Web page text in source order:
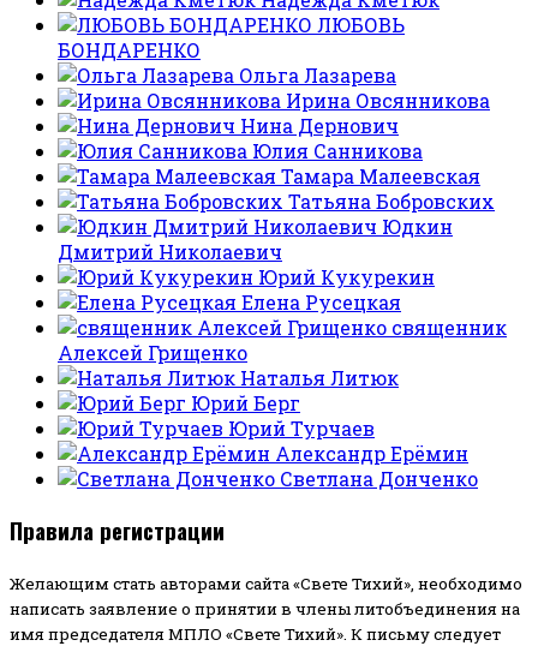
ЛЮБОВЬ
БОНДАРЕНКО
Ольга Лазарева
Ирина Овсянникова
Нина Дернович
Юлия Санникова
Тамара Малеевская
Татьяна Бобровских
Юдкин
Дмитрий Николаевич
Юрий Кукурекин
Елена Русецкая
священник
Алексей Грищенко
Наталья Литюк
Юрий Берг
Юрий Турчаев
Александр Ерёмин
Светлана Донченко
Правила регистрации
Желающим стать авторами сайта «Свете Тихий», необходимо
написать заявление о принятии в члены литобъединения на
имя председателя МПЛО «Свете Тихий». К письму следует